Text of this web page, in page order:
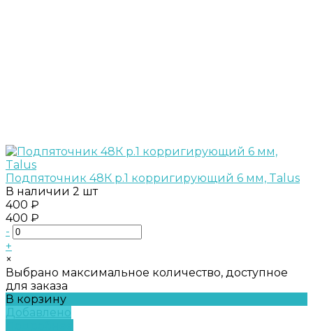
Подпяточник 48К р.1 корригирующий 6 мм, Talus
В наличии 2 шт
400 ₽
400 ₽
-
+
×
Выбрано максимальное количество, доступное
для заказа
В корзину
Добавлено